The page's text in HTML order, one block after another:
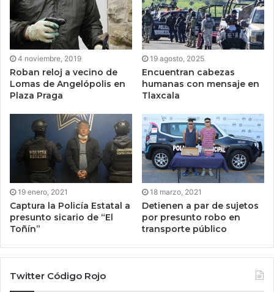
4 noviembre, 2019
Roban reloj a vecino de
Lomas de Angelópolis en
Plaza Praga
19 agosto, 2025
Encuentran cabezas
humanas con mensaje en
Tlaxcala
19 enero, 2021
Captura la Policía Estatal a
presunto sicario de “El
Toñín”
18 marzo, 2021
Detienen a par de sujetos
por presunto robo en
transporte público
Twitter Código Rojo